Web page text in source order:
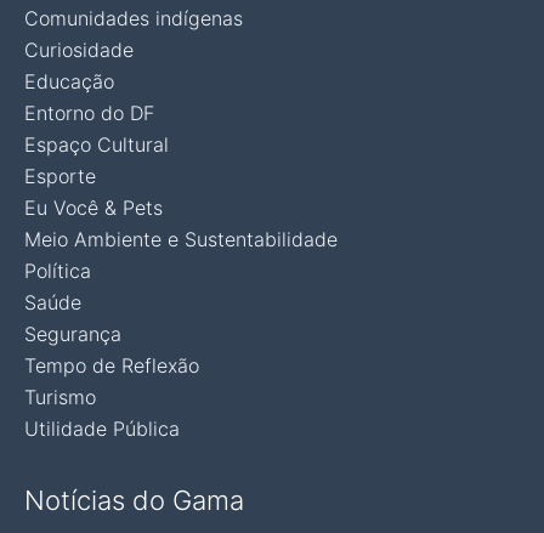
Comunidades indígenas
Curiosidade
Educação
Entorno do DF
Espaço Cultural
Esporte
Eu Você & Pets
Meio Ambiente e Sustentabilidade
Política
Saúde
Segurança
Tempo de Reflexão
Turismo
Utilidade Pública
Notícias do Gama